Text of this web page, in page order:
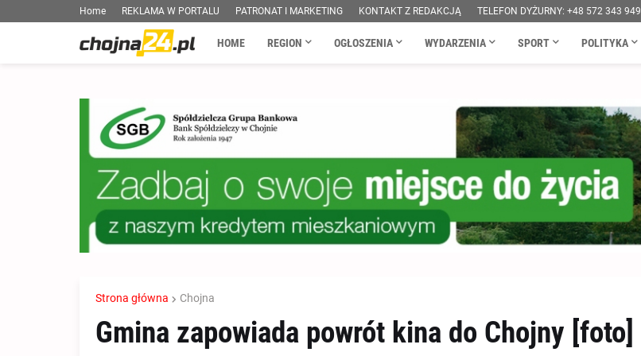
Home REKLAMA W PORTALU PATRONAT I MARKETING KONTAKT Z REDAKCJĄ TELEFON DYŻURNY: +48 572 343 949
HOME REGION OGŁOSZENIA WYDARZENIA SPORT POLITYKA
Strona główna Chojna
Gmina zapowiada powrót kina do Chojny [foto]